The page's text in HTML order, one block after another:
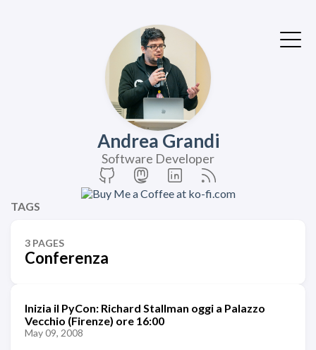
Andrea Grandi
Software Developer
TAGS
3 PAGES
Conferenza
Inizia il PyCon: Richard Stallman oggi a Palazzo
Vecchio (Firenze) ore 16:00
May 09, 2008